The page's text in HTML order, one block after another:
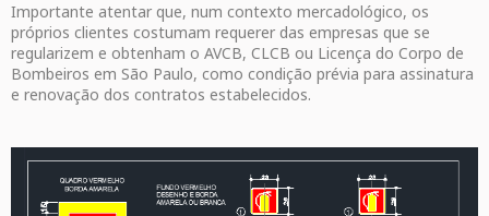
Importante atentar que, num contexto mercadológico, os
próprios clientes costumam requerer das empresas que se
regularizem e obtenham o AVCB, CLCB ou Licença do Corpo de
Bombeiros em São Paulo, como condição prévia para assinatura
e renovação dos contratos estabelecidos.